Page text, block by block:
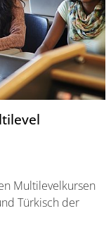
Multilevelkursen
Türkisch der